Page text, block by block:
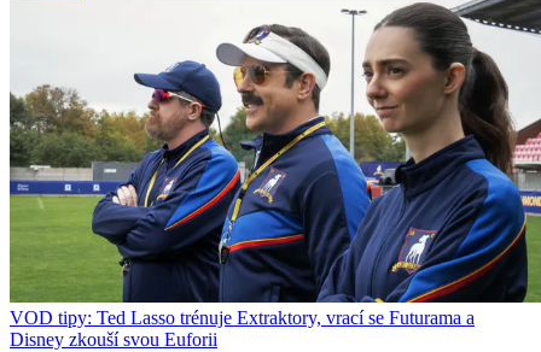
VOD tipy: Ted Lasso trénuje Extraktory, vrací se Futurama a
Disney zkouší svou Euforii